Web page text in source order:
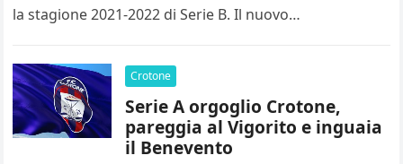
la stagione 2021-2022 di Serie B. Il nuovo…
Crotone
Serie A orgoglio Crotone,
pareggia al Vigorito e inguaia
il Benevento